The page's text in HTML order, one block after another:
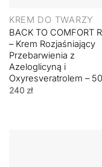
KREM DO TWARZY
BACK TO COMFORT
– Krem Rozjaśniający
Przebarwienia z
Azeloglicyną i
Oxyresveratrolem –
240 zł